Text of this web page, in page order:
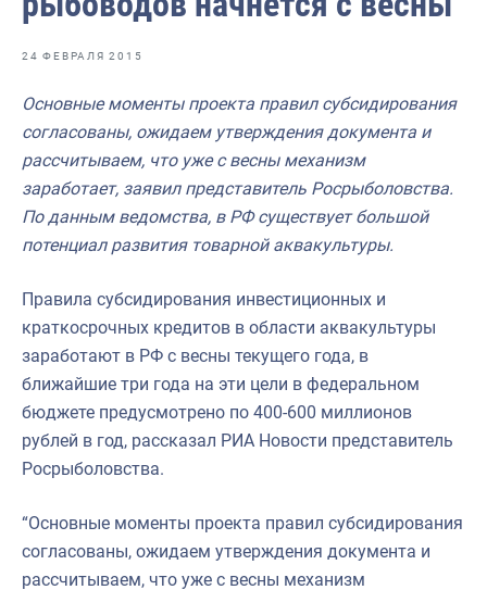
Отраслевые СМИ
Выставки и конференции
Научно-практическая литература
Рыбоохрана России
Отрасль в цифрах
Инфографика
Укрепление духовно-нравственных ценностей
24 ФЕВРАЛЯ 2015
Основные моменты проекта правил субсидирования
согласованы, ожидаем утверждения документа и
рассчитываем, что уже с весны механизм
заработает, заявил представитель Росрыболовства.
По данным ведомства, в РФ существует большой
потенциал развития товарной аквакультуры.
Правила субсидирования инвестиционных и
краткосрочных кредитов в области аквакультуры
заработают в РФ с весны текущего года, в
ближайшие три года на эти цели в федеральном
бюджете предусмотрено по 400-600 миллионов
рублей в год, рассказал РИА Новости представитель
Росрыболовства.
“Основные моменты проекта правил субсидирования
согласованы, ожидаем утверждения документа и
рассчитываем, что уже с весны механизм